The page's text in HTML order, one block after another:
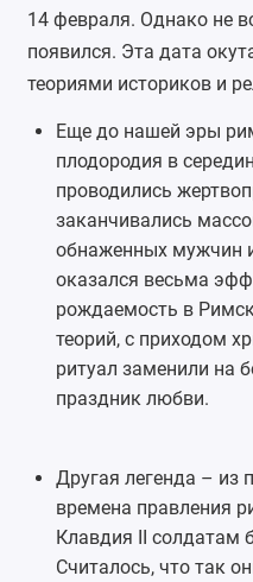
14 февраля. Однако не
появился. Эта дата
теориями историков и
Еще до нашей эры
плодородия в
проводились
заканчивались
обнаженных мужчин
оказался весьма
рождаемость в
теорий, с приходом
ритуал заменили на
праздник любви.
Другая легенда – из
времена правления
Клавдия II солдатам
Считалось, что так